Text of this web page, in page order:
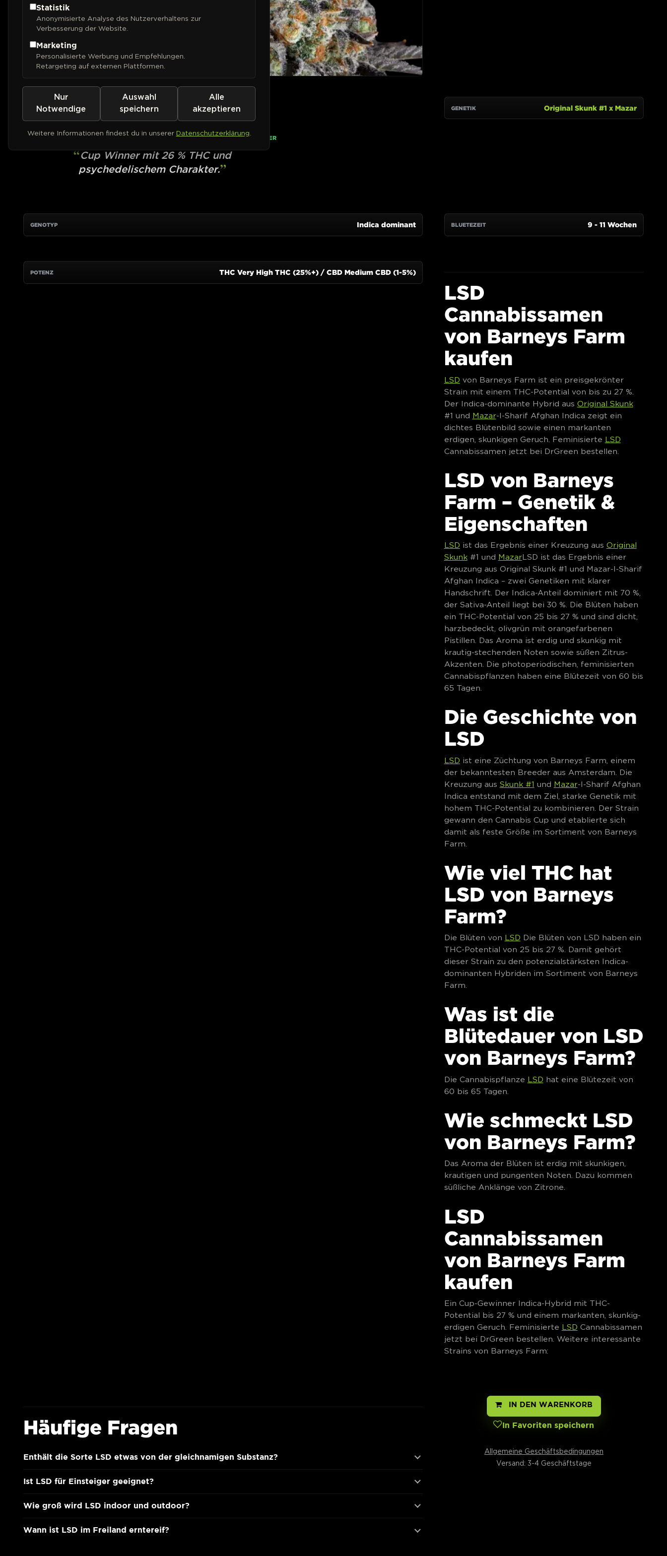
BARNEYS FARM
LSD
• AUF LAGER
Cup Winner mit 26 % THC und
psychedelischem Charakter.
LSD
Cannabissamen
von Barneys Farm
kaufen
LSD von Barneys Farm ist ein preisgekrönter
Strain mit einem THC-Potential von bis zu 27 %.
Der Indica-dominante Hybrid aus Original Skunk
#1 und Mazar-I-Sharif Afghan Indica zeigt ein
dichtes Blütenbild sowie einen markanten
erdigen, skunkigen Geruch. Feminisierte LSD
Cannabissamen jetzt bei DrGreen bestellen.
LSD von Barneys
Farm – Genetik &
Eigenschaften
LSD ist das Ergebnis einer Kreuzung aus Original
Skunk#1 und MazarLSD ist das Ergebnis einer
Kreuzung aus Original Skunk #1 und Mazar-I-Sharif
Afghan Indica – zwei Genetiken mit klarer
Handschrift. Der Indica-Anteil dominiert mit 70 %,
der Sativa-Anteil liegt bei 30 %. Die Blüten haben
ein THC-Potential von 25 bis 27 % und sind dicht,
harzbedeckt, olivgrün mit orangefarbenen
Pistillen. Das Aroma ist erdig und skunkig mit
krautig-stechenden Noten sowie süßen Zitrus-
Akzenten. Die photoperiodischen, feminisierten
Cannabispflanzen haben eine Blütezeit von 60 bis
65 Tagen.
Die Geschichte von
LSD
LSD ist eine Züchtung von Barneys Farm, einem
der bekanntesten Breeder aus Amsterdam. Die
Kreuzung aus Skunk #1 und Mazar-I-Sharif Afghan
Indica entstand mit dem Ziel, starke Genetik mit
hohem THC-Potential zu kombinieren. Der Strain
gewann den Cannabis Cup und etablierte sich
damit als feste Größe im Sortiment von Barneys
Farm.
Wie viel THC hat
LSD von Barneys
Farm?
Die Blüten von LSD Die Blüten von LSD haben ein
THC-Potential von 25 bis 27 %. Damit gehört
dieser Strain zu den potenzialstärksten Indica-
dominanten Hybriden im Sortiment von Barneys
Farm.
Was ist die
Blütedauer von LSD
von Barneys Farm?
Die Cannabispflanze LSD hat eine Blütezeit von
60 bis 65 Tagen.
Wie schmeckt LSD
von Barneys Farm?
Das Aroma der Blüten ist erdig mit skunkigen,
krautigen und pungenten Noten. Dazu kommen
süßliche Anklänge von Zitrone.
LSD
Cannabissamen
von Barneys Farm
kaufen
Ein Cup-Gewinner Indica-Hybrid mit THC-
Potential bis 27 % und einem markanten, skunkig-
erdigen Geruch. Feminisierte LSD Cannabissamen
jetzt bei DrGreen bestellen. Weitere interessante
Strains von Barneys Farm:
Häufige Fragen
Enthält die Sorte LSD etwas von der gleichnamigen Substanz?
Ist LSD für Einsteiger geeignet?
Wie groß wird LSD indoor und outdoor?
Wann ist LSD im Freiland erntereif?
IN DEN WARENKORB
In Favoriten speichern
Allgemeine Geschäftsbedingungen
Versand: 3-4 Geschäftstage
Statistik
Anonymisierte Analyse des Nutzerverhaltens zur
Verbesserung der Website.
Marketing
Personalisierte Werbung und Empfehlungen.
Retargeting auf externen Plattformen.
Nur
Notwendige
Auswahl
speichern
Alle
akzeptieren
Weitere Informationen findest du in unserer Datenschutzerklärung